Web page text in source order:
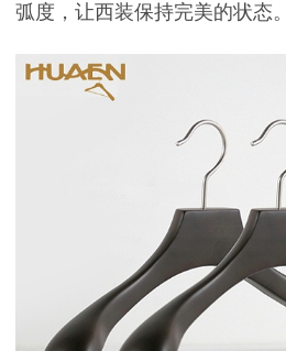
弧度，让西装保持完美的状态。